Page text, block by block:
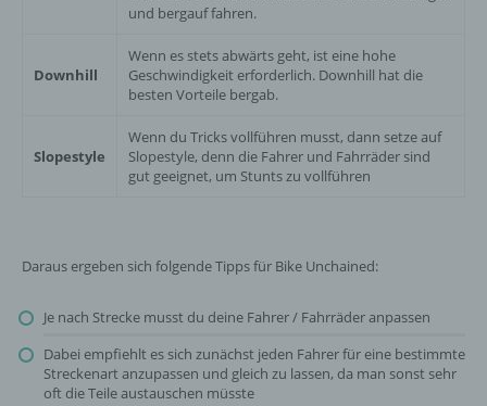
und bergauf fahren.
Downhill
Wenn es stets abwärts geht, ist eine hohe
Geschwindigkeit erforderlich. Downhill hat die
besten Vorteile bergab.
Slopestyle
Wenn du Tricks vollführen musst, dann setze auf
Slopestyle, denn die Fahrer und Fahrräder sind
gut geeignet, um Stunts zu vollführen
Daraus ergeben sich folgende Tipps für Bike Unchained:
Je nach Strecke musst du deine Fahrer / Fahrräder anpassen
Dabei empfiehlt es sich zunächst jeden Fahrer für eine bestimmte
Streckenart anzupassen und gleich zu lassen, da man sonst sehr
oft die Teile austauschen müsste